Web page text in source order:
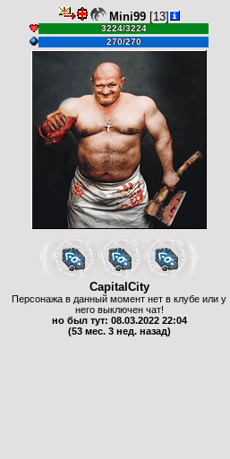
Mini99[13]
3224/3224
270/270
CapitalCity
Персонажа в данный момент нет в клубе или у
него выключен чат!
но был тут: 08.03.2022 22:04
(53 мес. 3 нед. назад)